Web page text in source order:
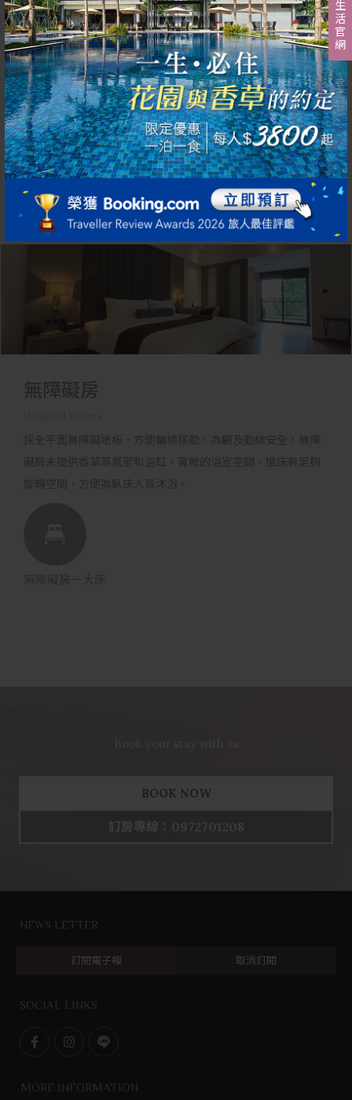
在裡面泡澡身體可以被舒服承載，撒上香草、花瓣，加入沐浴鹽，
欣賞落地窗外花園與山脈景色。身心的極度療癒。寬敞的衛浴空
間，很適合情侶、夫妻入住。
雙人房一大床 雙人房兩中床
無障礙房
採全平面無障礙地板，方便輪椅移動。為顧及動線安全，無障
礙房未提供香草蒸氣室和浴缸。寬敞的浴室空間，推床有足夠
旋轉空間，方便為臥床人員沐浴。
BOOK NOW
訂房專線：0972701208
NEWS LETTER
訂閱電子報 取消訂閱
SOCIAL LINKS
F
c
I
s
L
n
MORE INFORMATION